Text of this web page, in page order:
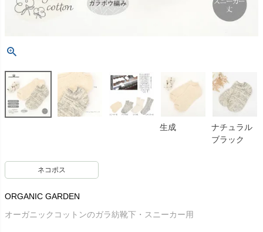
生成
ナチュラル
ブラック
ネコポス
ORGANIC GARDEN
オーガニックコットンのガラ紡靴下・スニーカー用